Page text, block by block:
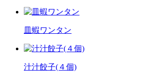
皿蝦ワンタン
汁汁餃子(４個)